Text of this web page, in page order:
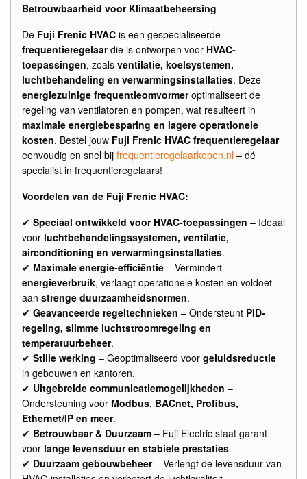
Betrouwbaarheid voor Klimaatbeheersing
De Fuji Frenic HVAC is een gespecialiseerde
frequentieregelaardie is ontworpen voor HVAC-
toepassingen, zoals ventilatie, koelsystemen,
luchtbehandeling en verwarmingsinstallaties. Deze
energiezuinige frequentieomvormeroptimaliseert de
regeling van ventilatoren en pompen, wat resulteert in
maximale energiebesparing en lagere operationele
kosten. Bestel jouw Fuji Frenic HVAC frequentieregelaar
eenvoudig en snel bij frequentieregelaarkopen.nl – dé
specialist in frequentieregelaars!
Voordelen van de Fuji Frenic HVAC:
✔ Speciaal ontwikkeld voor HVAC-toepassingen – Ideaal
voor luchtbehandelingssystemen, ventilatie,
airconditioning en verwarmingsinstallaties.
✔ Maximale energie-efficiëntie – Vermindert
energieverbruik, verlaagt operationele kosten en voldoet
aan strenge duurzaamheidsnormen.
✔ Geavanceerde regeltechnieken – Ondersteunt PID-
regeling, slimme luchtstroomregeling en
temperatuurbeheer.
✔ Stille werking – Geoptimaliseerd voor geluidsreductie
in gebouwen en kantoren.
✔ Uitgebreide communicatiemogelijkheden –
Ondersteuning voor Modbus, BACnet, Profibus,
Ethernet/IP en meer.
✔ Betrouwbaar & Duurzaam – Fuji Electric staat garant
voor lange levensduur en stabiele prestaties.
✔ Duurzaam gebouwbeheer– Verlengt de levensduur van